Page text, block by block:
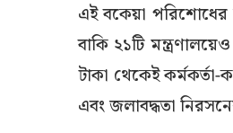
এই বকেয়া পরিশোধের
বাকি ২১টি
টাকা থেকেই
এবং জলাবদ্ধতা